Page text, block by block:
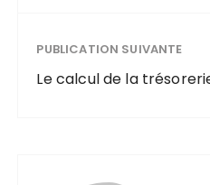
PUBLICATION SUIVANTE
Le calcul de la